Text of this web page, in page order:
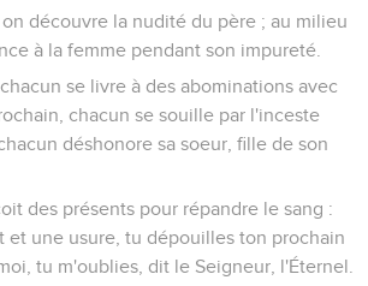
découvre la nudité du père ; au milieu
à la femme pendant son impureté.
se livre à des abominations avec
chacun se souille par l'inceste
déshonore sa soeur, fille de son
des présents pour répandre le sang :
et une usure, tu dépouilles ton prochain
tu m'oublies, dit le Seigneur, l'Éternel.